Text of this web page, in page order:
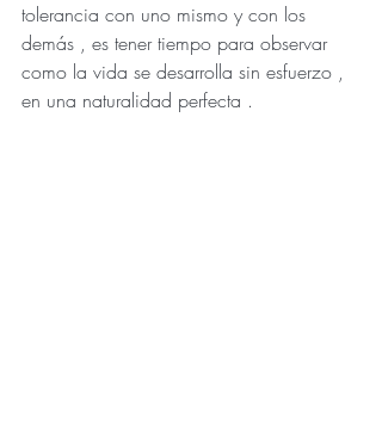
tolerancia con uno mismo y con los
demás , es tener tiempo para observar
como la vida se desarrolla sin esfuerzo ,
en una naturalidad perfecta .